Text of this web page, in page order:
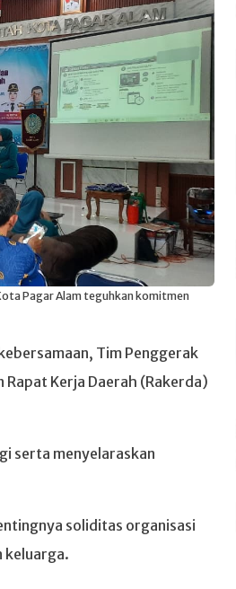
Pagar Alam teguhkan komitmen
Tim Penggerak
Rapat Kerja Daerah (Rakerda)
serta menyelaraskan
soliditas organisasi
keluarga.